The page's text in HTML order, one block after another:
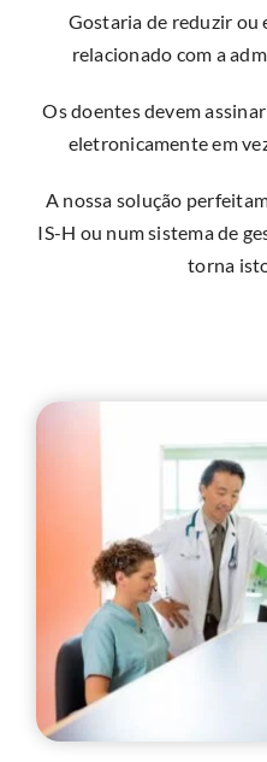
Gostaria de reduzir ou
relacionado com a
Os doentes devem
eletronicamente em
A nossa solução
IS-H ou num sistema de
torna